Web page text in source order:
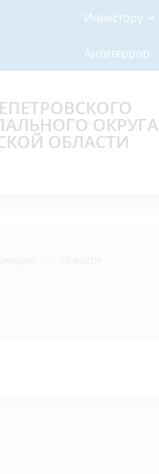
Инвестору
Антитеррор
ОКРУГА
ОБЛАСТИ